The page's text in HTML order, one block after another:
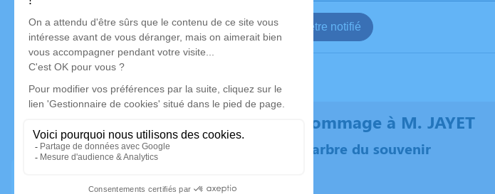
Je veux être notifié
Rendez hommage à M. JAYET
Plantez un arbre du souvenir